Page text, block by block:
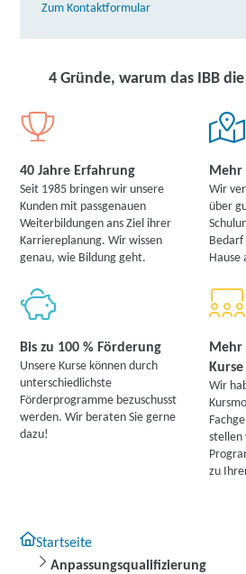
Zum Kontaktformular
4 Gründe, warum das IBB
40 Jahre Erfahrung
Seit 1985 bringen wir unsere
Kunden mit passgenauen
Weiterbildungen ans Ziel ihrer
Karriereplanung. Wir wissen
genau, wie Bildung geht.
Mehr
Wir
über
Bedarf
Hause
Bis zu 100 % Förderung
Unsere Kurse können durch
unterschiedlichste
Förderprogramme bezuschusst
werden. Wir beraten Sie gerne
dazu!
Mehr
Kurse
Wir
stellen
zu
Startseite
Anpassungsqualifizierung